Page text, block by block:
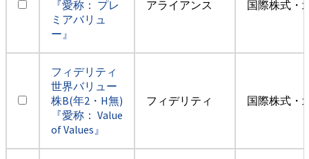
『愛称： プレ
ミアバリュ
ー』
アライアンス 国際株式・
フィデリティ
世界バリュー
株B(年2・H無)
『愛称： Value
of Values』
フィデリティ 国際株式・